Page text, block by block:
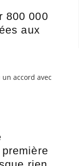
800 000
aux
accord avec